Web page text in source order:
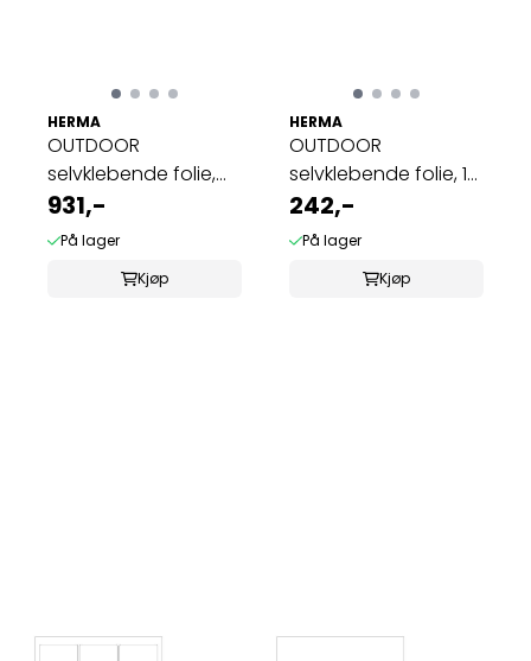
HERMA
OUTDOOR
selvklebende folie,
40 ark 99.1x139 hvit ...
931,-
På lager
Kjøp
HERMA
OUTDOOR
selvklebende folie, 10
ark 99.1x42.3 hvit ...
242,-
På lager
Kjøp